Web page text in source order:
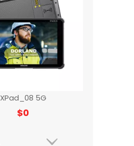
XPad_08 5G
$0